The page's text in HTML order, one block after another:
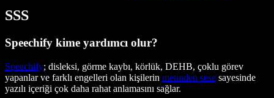
SSS
Speechify kime yardımcı olur?
Speechify; disleksi, görme kaybı, körlük, DEHB, çoklu görev
yapanlar ve farklı engelleri olan kişilerin metinden sese sayesinde
yazılı içeriği çok daha rahat anlamasını sağlar.